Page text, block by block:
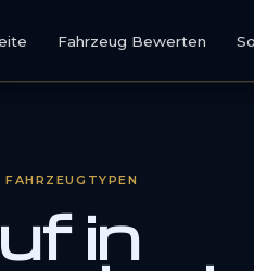
Fahrzeug Bewerten
in